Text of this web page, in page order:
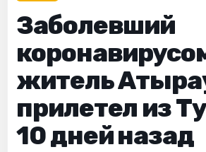
Заболевший
житель
прилетел из
10 дней назад